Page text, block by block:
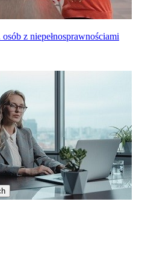
z niepełnosprawnościami